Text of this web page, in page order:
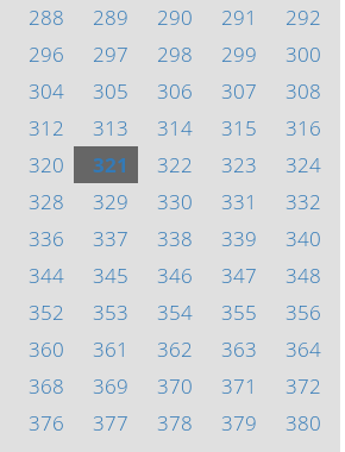
288 289 290 291
292
296 297 298 299
300
304 305 306 307
308
312 313 314 315
316
320 321 322 323
324
328 329 330 331
332
336 337 338 339
340
344 345 346 347
348
352 353 354 355
356
360 361 362 363
364
368 369 370 371
372
376 377 378 379
380